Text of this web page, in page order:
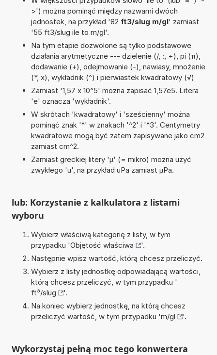
>') można pominąć między nazwami dwóch
jednostek, na przykład '82 ft3/slug m/gl' zamiast
'55 ft3/slug ile to m/gl'.
Na tym etapie dozwolone są tylko podstawowe
działania arytmetyczne --- dzielenie (/, :, ÷), pi (π),
dodawanie (+), odejmowanie (-), nawiasy, mnożenie
(*, x), wykładnik (^) i pierwiastek kwadratowy (√)
Zamiast '1,57 x 10^5' można zapisać 1,57e5. Litera
'e' oznacza 'wykładnik'.
W skrótach 'kwadratowy' i 'sześcienny' można
pominąć znak '^' w znakach '^2' i '^3'. Centymetry
kwadratowe mogą być zatem zapisywane jako cm2
zamiast cm^2.
Zamiast greckiej litery 'µ' (= mikro) można użyć
zwykłego 'u', na przykład uPa zamiast µPa.
lub: Korzystanie z kalkulatora z listami
wyboru
Wybierz właściwą kategorię z listy, w tym
przypadku 'Objętość właściwa
'.
Następnie wpisz wartość, którą chcesz przeliczyć.
Wybierz z listy jednostkę odpowiadającą wartości,
którą chcesz przeliczyć, w tym przypadku '
ft³/slug
'.
Na koniec wybierz jednostkę, na którą chcesz
przeliczyć wartość, w tym przypadku 'm/gl '.
Wykorzystaj pełną moc tego konwertera